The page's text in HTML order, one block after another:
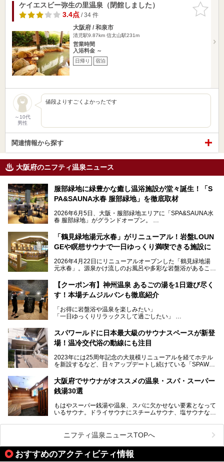
お気に入
りに追加
ケイエスビー弥生の里温泉（閉館しました）
3.4点/ 34 件
大阪府 / 和泉市
清児駅9.87km 信太山駅231m
営業時間
入浴料金 ～
日帰り 宿泊
～10代
男性
値段よりすごくよかったです
関連情報から探す
大阪府のニフティ温泉ニュース
服部緑地に緑豊かな癒し温浴施設が堂々誕生！「S
PA&SAUNA水春 服部緑地」を徹底取材
2026年6月5日、大阪・服部緑地エリアに「SPA&SAUNA水
春 服部緑地」がグランドオープン。
当初の計画から約5年の時を経て誕生した本施設は、温泉・
サウナ・岩盤浴・フィットネス・ラウンジ・レストランなど
を融合した、これまでの“水春”のイメージをさらに進化させ
今回はオープン前の内覧会に参加し、館内のこだわりポイン
サウナー注目の3種のサウナや160cmの深水風呂、没入感の
高い岩盤浴エリア、日本最大の台数を誇る最新AIフィットネ
スマシンなど、見どころ満載の館内を詳しくご紹介します。
「鶴見緑地湯元水春」がリニューアル！岩盤LOUN
GEや瞑想サウナで一日ゆっくり満喫できる施設に
2026年4月22日にリニューアルオープンした「鶴見緑地湯
元水春」。源泉かけ流しのお風呂や多彩な岩盤浴があること
に“一日中くつろげる場所”としてパワーアップしています。
今回のリニューアルでは、新たに登場した瞑想サウナをはじ
見どころが盛りだくさん。日常の疲れを癒やしたい方はもち
ろん、休日にゆったり過ごしたい方にもぴったりの内容とな
本記事では、そんなリニューアル後の注目ポイントを詳しく
紹介します。これから「鶴見緑地湯元水春」に訪れる方や、
い。
【クーポン有】神州温泉 あるごの湯を1日遊び尽く
す！本場チムジルバンも徹底紹介
「お得に岩盤浴や温泉を楽しみたい」
「一日ゆっくりリラックスして過ごしたい」
利用できる「神州温泉 あるごの湯」です。
あるごの湯は、大阪府豊中市にある日帰り温浴施設で、阪急
チムジルバン（岩盤浴）を中心に、発汗・リラックス・漫画
タイムまで満喫できる長時間滞在型の施設なので、一日中ゆ
る迫力ある熱波パフォーマンスも毎日行われており、“とと
のう”体験をしっかり楽しめるのもポイントです。
ケやボウリングといった遊び場もあり、友人同士やカップル
で“遊び+癒し”の一日を過ごすのにもぴったり。
処にいたるまで魅力をたっぷり堪能してきたので、その全容
スパワールドに日本最大級のサウナスペースが新登
場！温冷交代浴の動線にも注目
2023年には25周年記念の大規模リニューアルを経てホテル
を新設するなど、日々アップデートし続けている「SPAWO
そんなスパワールドが2025年11月15日（土）に、新たな浴
室や日本最大級140人収容の大規模サウナを携えてリニュー
アルオープン！浴室である4F・6Fそれぞれにリニューアル
大規模リニューアルの全容を確認すべく、リニューアルプレ
オープンイベントに行ってきました！今回はそのリニューア
大阪府でサウナがオススメの温泉・スパ・スーパー
銭湯30選
もはやスーパー銭湯や温泉、スパに欠かせない要素となって
いるサウナ。ドライサウナにスチームサウナ、塩サウナな
ペース、ロウリュウなど、心ゆくまで楽しむためのサービス
が充実した施設も多くみられます。
今回はそんなサウナにこだわった、大阪府内のオススメ温
泉・銭湯・スパを30件紹介したいと思います！
ニフティ温泉ニュースTOPへ
おすすめのアクティビティ情報